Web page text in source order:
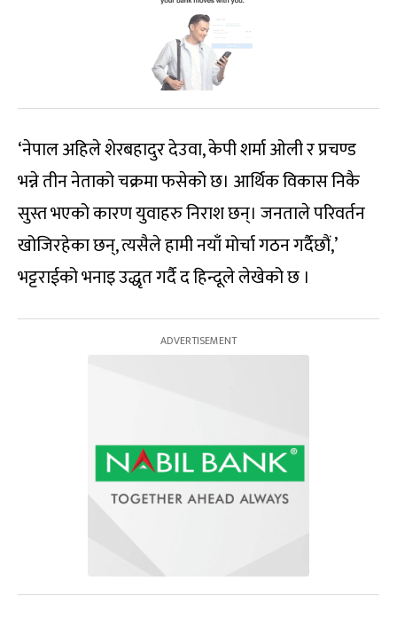
‘नेपाल अहिले शेरबहादुर देउवा, केपी शर्मा ओली र प्रचण्ड
भन्ने तीन नेताको चक्रमा फसेको छ। आर्थिक विकास निकै
सुस्त भएको कारण युवाहरु निराश छन्। जनताले परिवर्तन
खोजिरहेका छन्, त्यसैले हामी नयाँ मोर्चा गठन गर्दैछौं,’
भट्टराईको भनाइ उद्धृत गर्दै द हिन्दूले लेखेको छ ।